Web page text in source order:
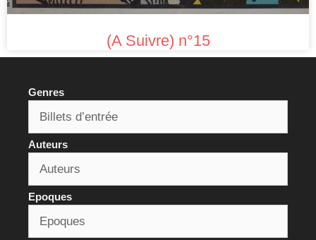
(A Suivre) n°15
Genres
Auteurs
Epoques